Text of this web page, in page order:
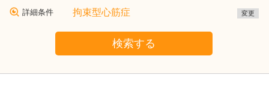
詳細条件 拘束型心筋症 変更
検索する